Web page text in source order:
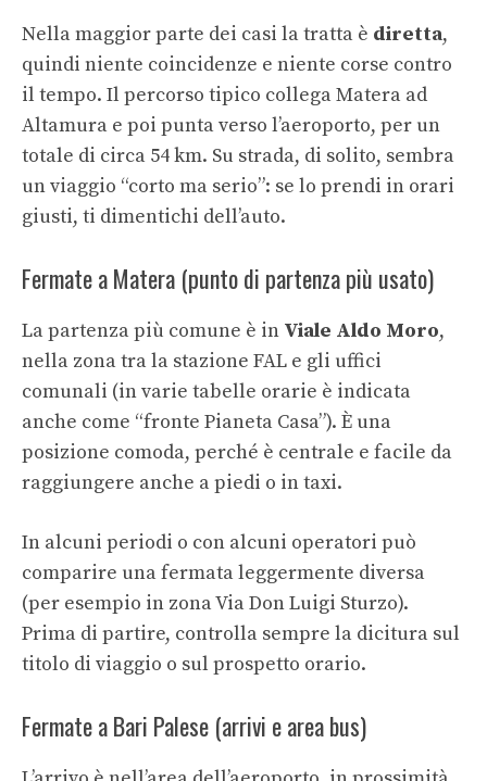
Nella maggior parte dei casi la tratta è diretta,
quindi niente coincidenze e niente corse contro
il tempo. Il percorso tipico collega Matera ad
Altamura e poi punta verso l’aeroporto, per un
totale di circa 54 km. Su strada, di solito, sembra
un viaggio “corto ma serio”: se lo prendi in orari
giusti, ti dimentichi dell’auto.
Fermate a Matera (punto di partenza più usato)
La partenza più comune è in Viale Aldo Moro,
nella zona tra la stazione FAL e gli uffici
comunali (in varie tabelle orarie è indicata
anche come “fronte Pianeta Casa”). È una
posizione comoda, perché è centrale e facile da
raggiungere anche a piedi o in taxi.
In alcuni periodi o con alcuni operatori può
comparire una fermata leggermente diversa
(per esempio in zona Via Don Luigi Sturzo).
Prima di partire, controlla sempre la dicitura sul
titolo di viaggio o sul prospetto orario.
Fermate a Bari Palese (arrivi e area bus)